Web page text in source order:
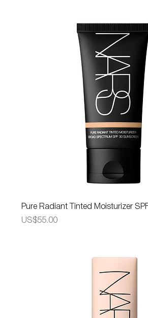
Pure Radiant Tinted Moisturizer
가격
US$55.00